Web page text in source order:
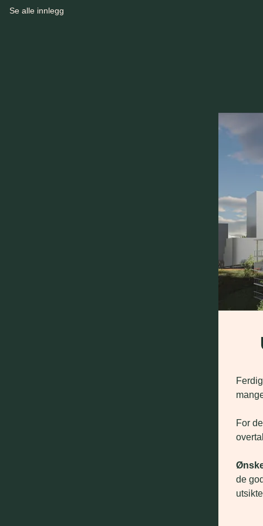
Se alle innlegg
For
de